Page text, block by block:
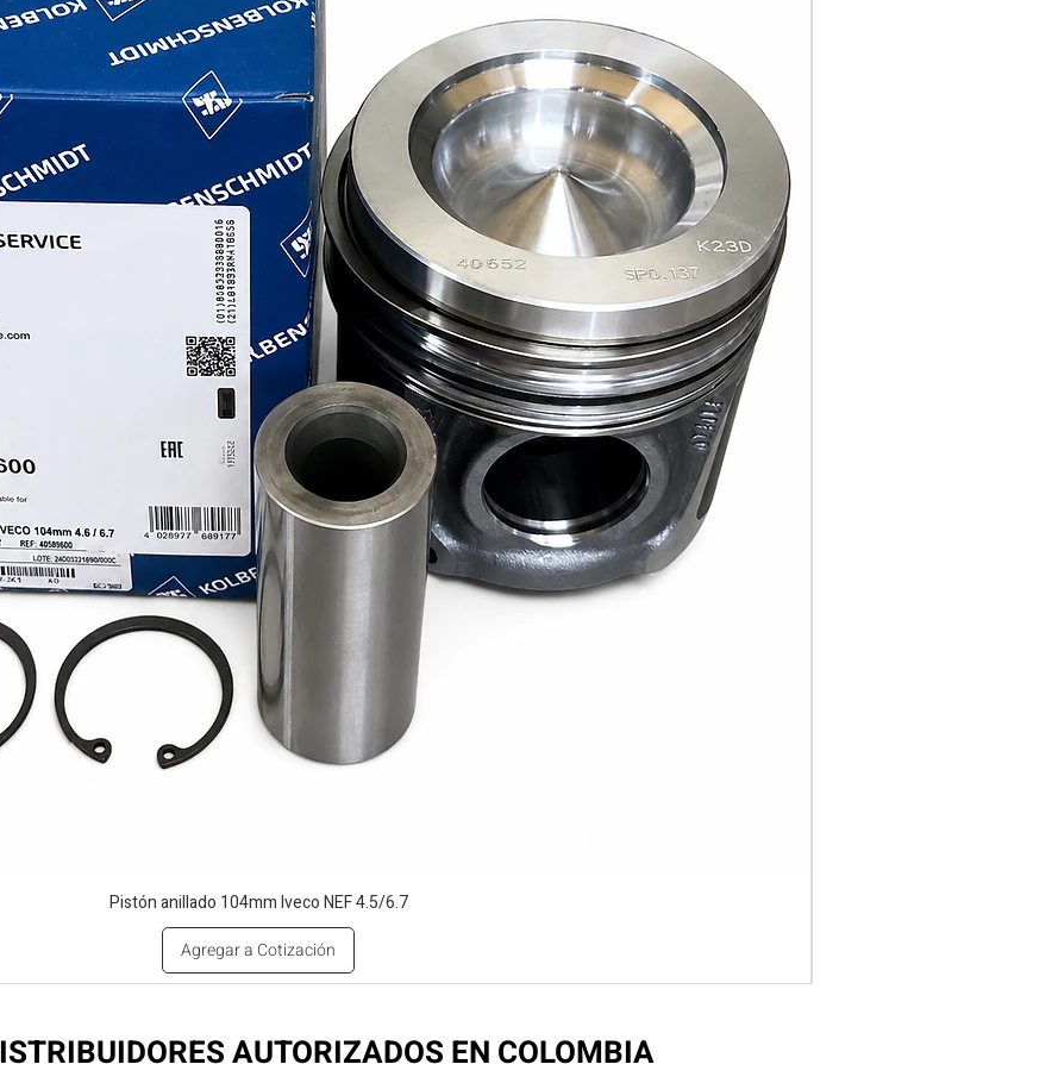
Pistón anillado 104mm Iveco NEF 4.5/6.7
Agregar a Cotización
AUTORIZADOS EN COLOMBIA